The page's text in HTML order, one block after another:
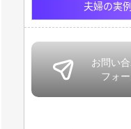
夫婦の実例